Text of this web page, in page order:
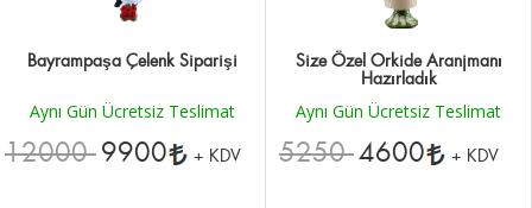
Bayrampaşa Çelenk Siparişi
Aynı Gün Ücretsiz Teslimat
120009900 + KDV
Size Özel Orkide Aranjmanı
Hazırladık
Aynı Gün Ücretsiz Teslimat
52504600 + KDV